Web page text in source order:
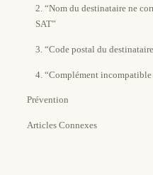
2. “Nom du destinataire ne
SAT”
3. “Code postal du
4. “Complément
Prévention
Articles Connexes